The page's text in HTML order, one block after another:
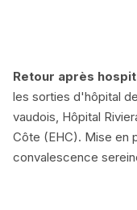
Retour après
les sorties d'hôpital
vaudois, Hôpital
Côte (EHC). Mise en
convalescence